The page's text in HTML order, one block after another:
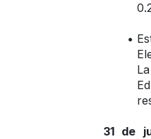
31 de